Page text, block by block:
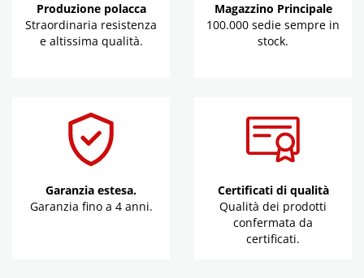
Produzione polacca
Straordinaria resistenza
e altissima qualità.
Magazzino Principale
100.000 sedie sempre in
stock.
Garanzia estesa.
Garanzia fino a 4 anni.
Certificati di qualità
Qualità dei prodotti
confermata da
certificati.